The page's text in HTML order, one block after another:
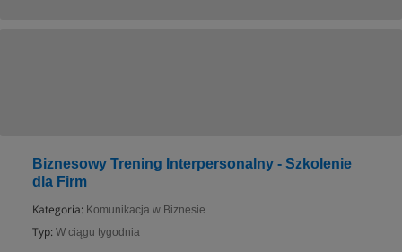
Biznesowy Trening Interpersonalny - Szkolenie
dla Firm
Kategoria: Komunikacja w Biznesie
Typ: W ciągu tygodnia